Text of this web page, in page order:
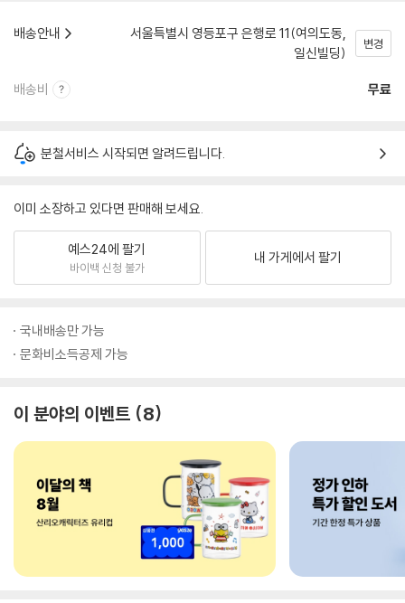
배송안내
서울특별시 영등포구 은행로 11(여의도동,
일신빌딩)
변경
배송비 무료
분철서비스 시작되면 알려드립니다.
이미 소장하고 있다면 판매해 보세요.
예스24에 팔기
바이백 신청 불가
내 가게에서 팔기
국내배송만 가능
문화비소득공제 가능
이 분야의 이벤트 8